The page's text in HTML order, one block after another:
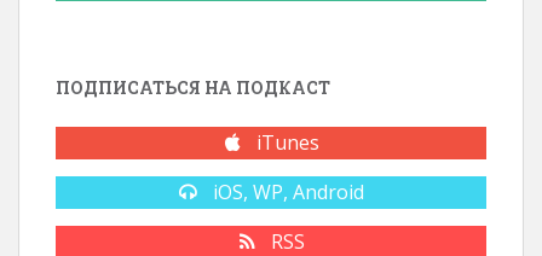
ПОДПИСАТЬСЯ НА ПОДКАСТ
iTunes
iOS, WP, Android
RSS